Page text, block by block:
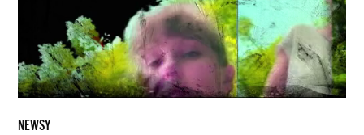
The
National.
Posłuchaj
NEWSY